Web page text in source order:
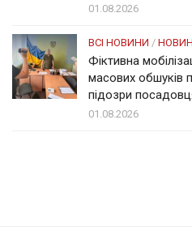
01.08.2026
ВСІ НОВИНИ /
Фіктивна
масових обшуків
підозри
01.08.2026